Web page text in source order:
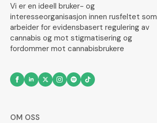
Vi er en ideell bruker- og
interesseorganisasjon innen rusfeltet som
arbeider for evidensbasert regulering av
cannabis og mot stigmatisering og
fordommer mot cannabisbrukere
OM OSS